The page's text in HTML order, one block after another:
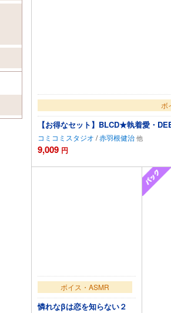
ボ
【お得なセット】BLCD★執着愛・
コミコミスタジオ /赤羽根健治
9,009 円
ボイス・ASMR
憐れなβは恋を知らない２